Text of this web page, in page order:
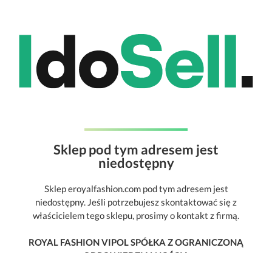
Sklep pod tym adresem jest
niedostępny
Sklep eroyalfashion.com pod tym adresem jest
niedostępny. Jeśli potrzebujesz skontaktować się z
właścicielem tego sklepu, prosimy o kontakt z firmą.
ROYAL FASHION VIPOL SPÓŁKA Z OGRANICZONĄ